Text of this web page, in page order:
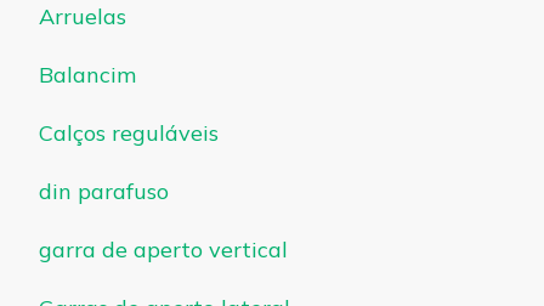
Arruelas
Balancim
Calços reguláveis
din parafuso
garra de aperto vertical